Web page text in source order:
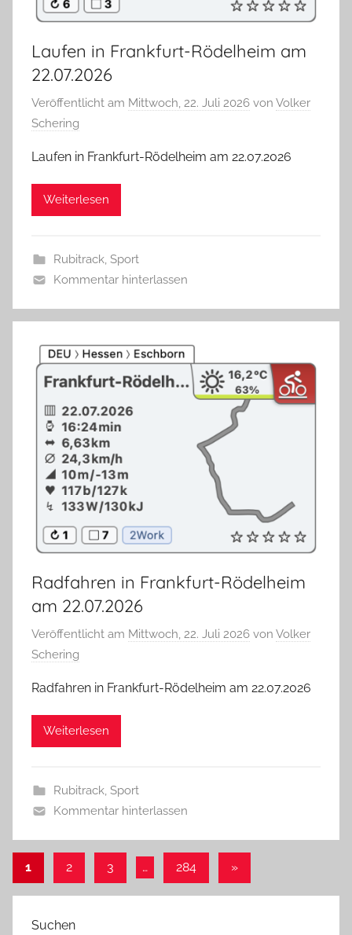
Laufen in Frankfurt-Rödelheim am
22.07.2026
Veröffentlicht am Mittwoch, 22. Juli 2026 von Volker
Schering
Laufen in Frankfurt-Rödelheim am 22.07.2026
Weiterlesen
Rubitrack, Sport
Kommentar hinterlassen
Radfahren in Frankfurt-Rödelheim
am 22.07.2026
Veröffentlicht am Mittwoch, 22. Juli 2026 von Volker
Schering
Radfahren in Frankfurt-Rödelheim am 22.07.2026
Weiterlesen
Rubitrack, Sport
Kommentar hinterlassen
Seitennummerierung
der
Beiträge
1 2 3 … 284
Nächste
»
Suchen